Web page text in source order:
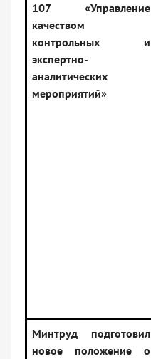
107 «Управление
качеством
контрольных и
экспертно-
аналитических
мероприятий»
Минтруд подготовил
новое положение о